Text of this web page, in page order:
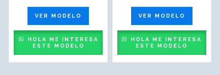
VER MODELO
HOLA ME INTERESA
ESTE MODELO
VER MODELO
HOLA ME INTERESA
ESTE MODELO